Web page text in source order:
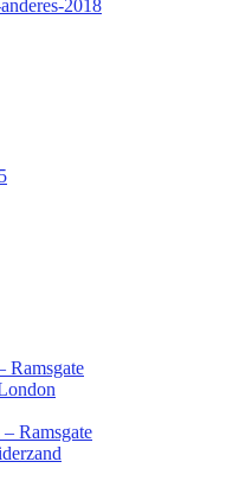
2018
Ramsgate
Ramsgate